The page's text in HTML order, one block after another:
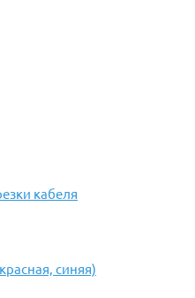
кабеля
синяя)